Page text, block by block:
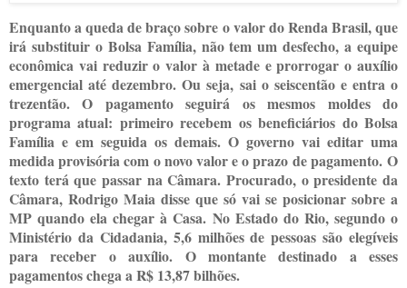
Enquanto a queda de braço sobre o valor do Renda Brasil, que
irá substituir o Bolsa Família, não tem um desfecho, a equipe
econômica vai reduzir o valor à metade e prorrogar o auxílio
emergencial até dezembro. Ou seja, sai o seiscentão e entra o
trezentão. O pagamento seguirá os mesmos moldes do
programa atual: primeiro recebem os beneficiários do Bolsa
Família e em seguida os demais. O governo vai editar uma
medida provisória com o novo valor e o prazo de pagamento. O
texto terá que passar na Câmara. Procurado, o presidente da
Câmara, Rodrigo Maia disse que só vai se posicionar sobre a
MP quando ela chegar à Casa. No Estado do Rio, segundo o
Ministério da Cidadania, 5,6 milhões de pessoas são elegíveis
para receber o auxílio. O montante destinado a esses
pagamentos chega a R$ 13,87 bilhões.